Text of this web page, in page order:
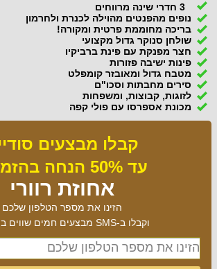
3 חדרי שינה מרווחים
נופים מהפנטים מהוילה לכנרת ולחרמון
בריכה מחוממת פרטית ומקורה!
שולחן סנוקר גדול מקצועי
חצר מפנקת עם פינת ברביקיו
פינות ישיבה פזורות
מטבח גדול ומאובזר קומפלט
סירים מחבתות וסכו"ם
לזוגות, קבוצות, ומשפחות
מכונת אספרסו עם פולי קפה
קבלו מבצעים
עד 50% הנחה בהזמנת:
אחוזת רוורי
הזינו את מספר הטלפון שלכם
וקבלו ב-SMS מבצעים חמים שווים במיוחד!